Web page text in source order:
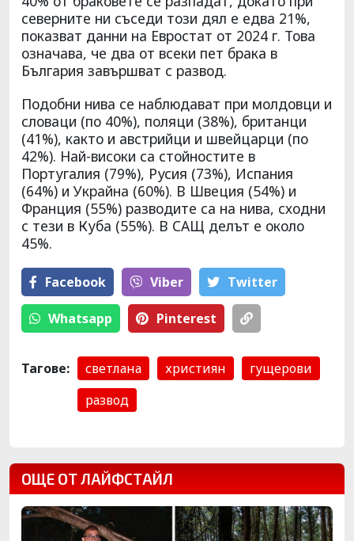
северните ни съседи този дял е едва 21%,
показват данни на Евростат от 2024 г. Това
означава, че два от всеки пет брака в
България завършват с развод.
Подобни нива се наблюдават при молдовци и
словаци (по 40%), поляци (38%), британци
(41%), както и австрийци и швейцарци (по
42%). Най-високи са стойностите в
Португалия (79%), Русия (73%), Испания
(64%) и Украйна (60%). В Швеция (54%) и
Франция (55%) разводите са на нива, сходни
с тези в Куба (55%). В САЩ делът е около
45%.
Facebook Viber Тwitter
Whatsapp Pinterest
Тагове: светлана християн
гущерови
развод
ОЩЕ ОТ ЛАЙФСТАЙЛ